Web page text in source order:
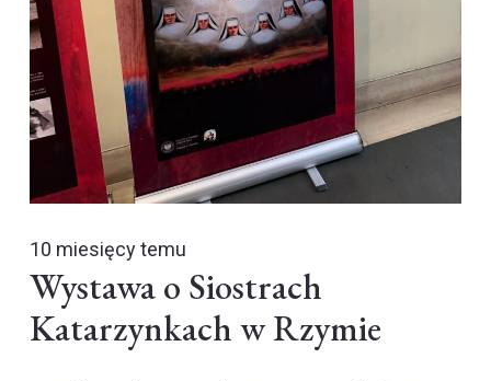
10 miesięcy temu
Wystawa o Siostrach
Katarzynkach w Rzymie